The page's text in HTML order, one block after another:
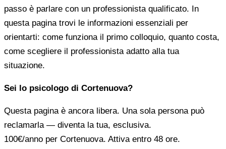
passo è parlare con un professionista qualificato. In
questa pagina trovi le informazioni essenziali per
orientarti: come funziona il primo colloquio, quanto costa,
come scegliere il professionista adatto alla tua
situazione.
Sei lo psicologo di Cortenuova?
Questa pagina è ancora libera. Una sola persona può
reclamarla — diventa la tua, esclusiva.
100€/anno per Cortenuova. Attiva entro 48 ore.